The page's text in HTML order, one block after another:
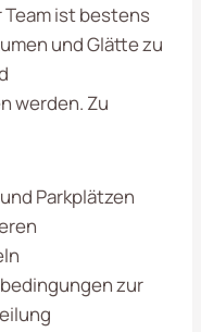
ist bestens
und Glätte zu
werden. Zu
Parkplätzen
zur